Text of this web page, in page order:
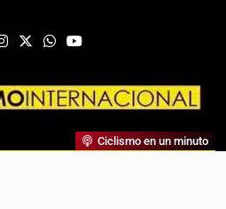
Mundial. Entrevistas, Análisis,
La Web Ciclista De Referencia.
Ciclismo en un minuto